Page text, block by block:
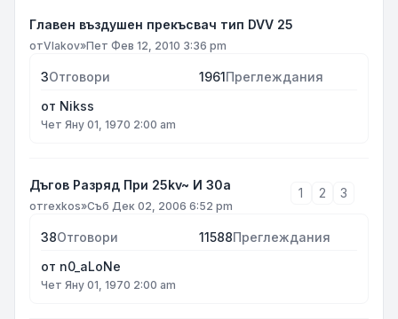
Главен въздушен прекъсвач тип DVV 25
отVlakov»Пет Фев 12, 2010 3:36 pm
3Отговори 1961Преглеждания
от Nikss
Чет Яну 01, 1970 2:00 am
Дъгов Разряд При 25kv~ И 30а
отrexkos»Съб Дек 02, 2006 6:52 pm
1 2 3
38Отговори 11588Преглеждания
от n0_aLoNe
Чет Яну 01, 1970 2:00 am